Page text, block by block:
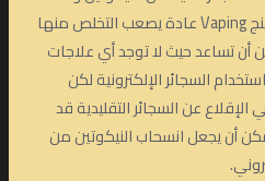
يكون التدخين الإلكتروني أو الفيبينج Vaping عادة يصعب التخلص منها
تساعد حيث لا توجد أي علاجات
السجائر الإلكترونية لكن
عن السجائر التقليدية قد
أن يجعل انسحاب النيكوتين من